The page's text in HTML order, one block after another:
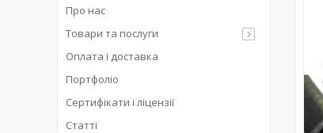
Про нас
Товари та послуги
Оплата і доставка
Портфоліо
Сертифікати і ліцензії
Статті